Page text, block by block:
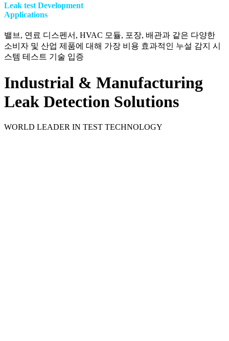
Leak test Development
Applications
밸브, 연료 디스펜서, HVAC 모듈, 포장, 배관과 같은 다양한
소비자 및 산업 제품에 대해 가장 비용 효과적인 누설 감지 시
스템 테스트 기술 입증
Industrial & Manufacturing
Leak Detection Solutions
WORLD LEADER IN TEST TECHNOLOGY